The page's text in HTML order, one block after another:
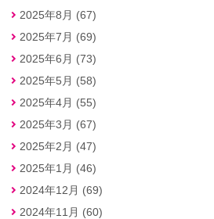
2025年8月 (67)
2025年7月 (69)
2025年6月 (73)
2025年5月 (58)
2025年4月 (55)
2025年3月 (67)
2025年2月 (47)
2025年1月 (46)
2024年12月 (69)
2024年11月 (60)